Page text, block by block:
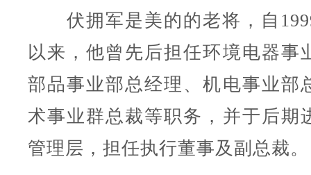
伏拥军是美的的老将，自
以来，他曾先后担任环境电器事
部品事业部总经理、机电事业部
术事业群总裁等职务，并于后期
管理层，担任执行董事及副总裁。